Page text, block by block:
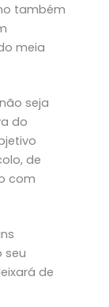
também
meia
seja
do
de
com
seu
de